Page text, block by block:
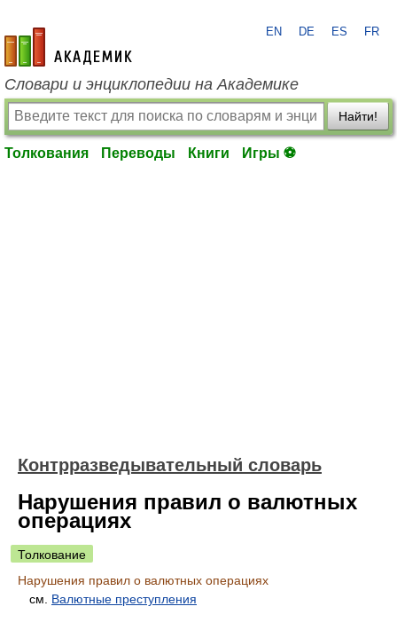
academic.ru
EN DE ES FR
Словари и энциклопедии на Академике
Найти!
Толкования Переводы Книги Игры ⚽
Контрразведывательный словарь
Нарушения правил о валютных
операциях
Толкование
Нарушения правил о валютных операциях
см. Валютные преступления